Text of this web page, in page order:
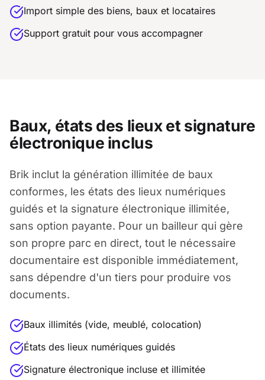
Import simple des biens, baux et locataires
Support gratuit pour vous accompagner
Baux, états des lieux et signature
électronique inclus
Brik inclut la génération illimitée de baux
conformes, les états des lieux numériques
guidés et la signature électronique illimitée,
sans option payante. Pour un bailleur qui gère
son propre parc en direct, tout le nécessaire
documentaire est disponible immédiatement,
sans dépendre d'un tiers pour produire vos
documents.
Baux illimités (vide, meublé, colocation)
États des lieux numériques guidés
Signature électronique incluse et illimitée